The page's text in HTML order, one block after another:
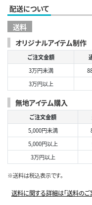
配送について
送料
オリジナルアイテム制作
ご注文金額
3万円未満
3万円以上
無地アイテム購入
ご注文金額
5,000円未満
5,000円以上
3万円以上
※送料は税込表示です。
送料に関する詳細は「送料のご